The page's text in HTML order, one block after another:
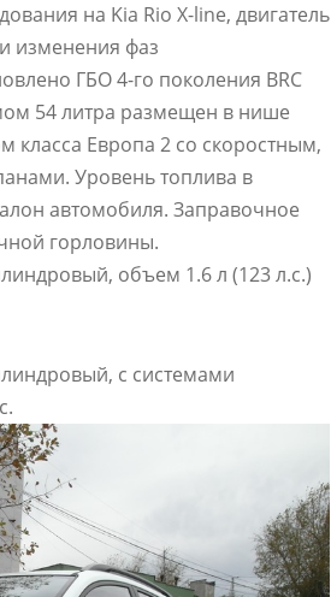
на Kia Rio X-line, двигатель
изменения фаз
ГБО 4-го поколения BRC
54 литра размещен в нише
класса Европа 2 со скоростным,
Уровень топлива в
автомобиля. Заправочное
горловины.
объем 1.6 л (123 л.с.)
c системами